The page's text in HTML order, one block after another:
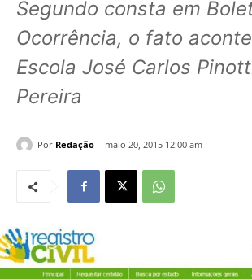
Segundo consta em
Ocorrência, o fato
Escola José Carlos
Pereira
Por Redação maio 20, 2015 12:00 am